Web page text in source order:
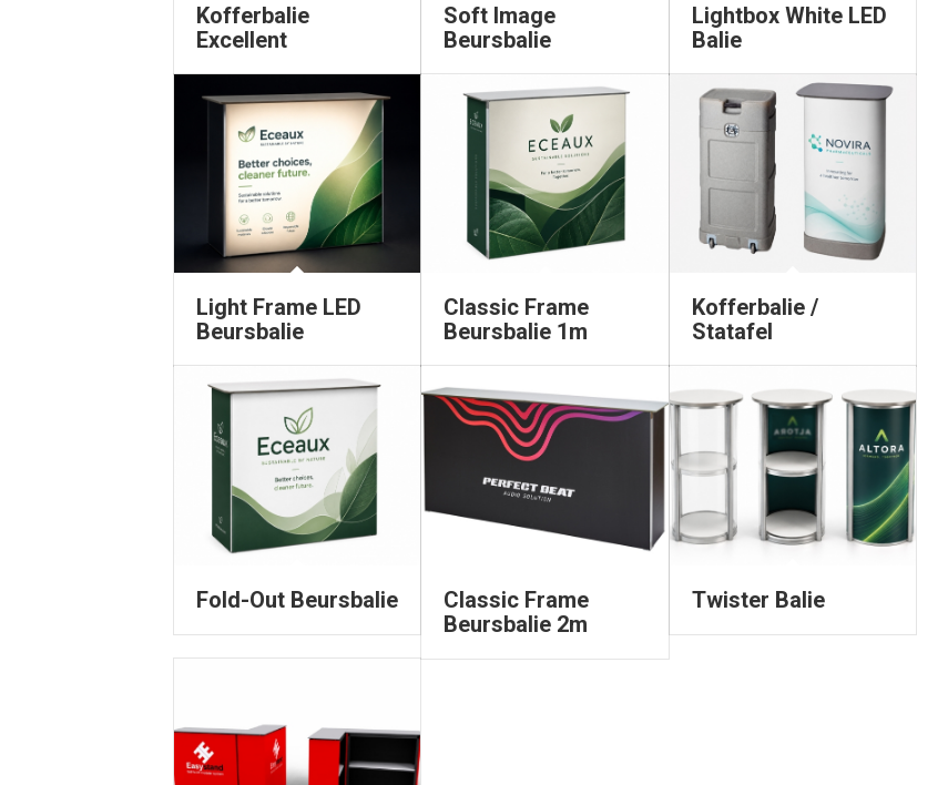
Kofferbalie
Excellent
Soft Image
Beursbalie
Lightbox White LED
Balie
Light Frame LED
Beursbalie
Classic Frame
Beursbalie 1m
Kofferbalie /
Statafel
Fold-Out Beursbalie
Classic Frame
Beursbalie 2m
Twister Balie